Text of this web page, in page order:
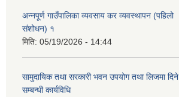
अन्नपूर्ण गाउँपालिका व्यवसाय कर व्यवस्थापन (पहिलो
संशोधन) १
मिति: 05/19/2026 - 14:44
सामुदायिक तथा सरकारी भवन उपयोग तथा लिजमा दिने
सम्बन्धी कार्यविधि